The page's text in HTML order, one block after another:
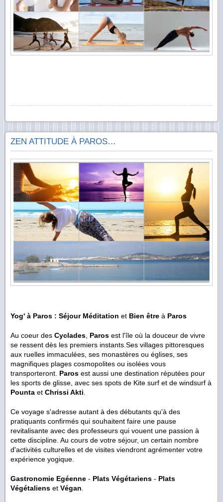
ZEN ATTITUDE À PAROS…
Yog' à Paros : Séjour Méditation et Bien être à Paros
Au coeur des Cyclades, Paros est l'île où la douceur de vivre
se ressent dès les premiers instants.Ses villages pittoresques
aux ruelles immaculées, ses monastères ou églises, ses
magnifiques plages cosmopolites ou isolées vous
transporteront. Paros est aussi une destination réputées pour
les sports de glisse, avec ses spots de Kite surf et de windsurf à
Pounta et Chrissi Akti.
Ce voyage s'adresse autant à des débutants qu'à des
pratiquants confirmés qui souhaitent faire une pause
revitalisante avec des professeurs qui vouent une passion à
cette discipline. Au cours de votre séjour, un certain nombre
d'activités culturelles et de visites viendront agrémenter votre
expérience yogique.
Gastronomie Egéenne - Plats Végétariens - Plats
Végétaliens et Végan.